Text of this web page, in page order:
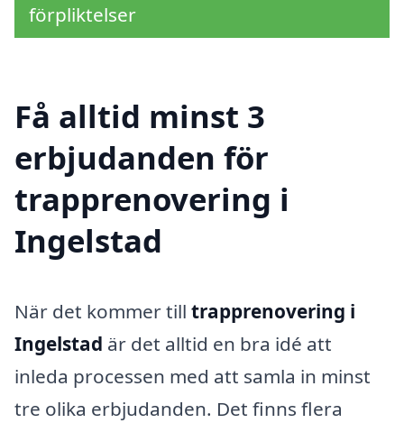
förpliktelser
Få alltid minst 3
erbjudanden för
trapprenovering i
Ingelstad
När det kommer till trapprenovering i
Ingelstad är det alltid en bra idé att
inleda processen med att samla in minst
tre olika erbjudanden. Det finns flera